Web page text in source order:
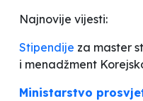
Najnovije vijesti:
Stipendije za master
i menadžment
Ministarstvo